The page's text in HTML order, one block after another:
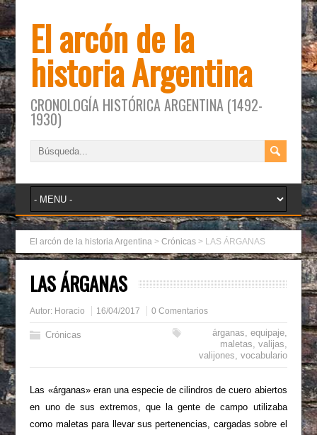
El arcón de la
historia Argentina
CRONOLOGÍA HISTÓRICA ARGENTINA (1492-
1930)
El arcón de la historia Argentina >Crónicas > LAS ÁRGANAS
LAS ÁRGANAS
Autor: Horacio 16/04/2017 0 Comentarios
Crónicas árganas, equipaje,
maletas, valijas,
valijones, vocabulario
Las «árganas» eran una especie de cilindros de cuero abiertos
en uno de sus extremos, que la gente de campo utilizaba
como maletas para llevar sus pertenencias, cargadas sobre el